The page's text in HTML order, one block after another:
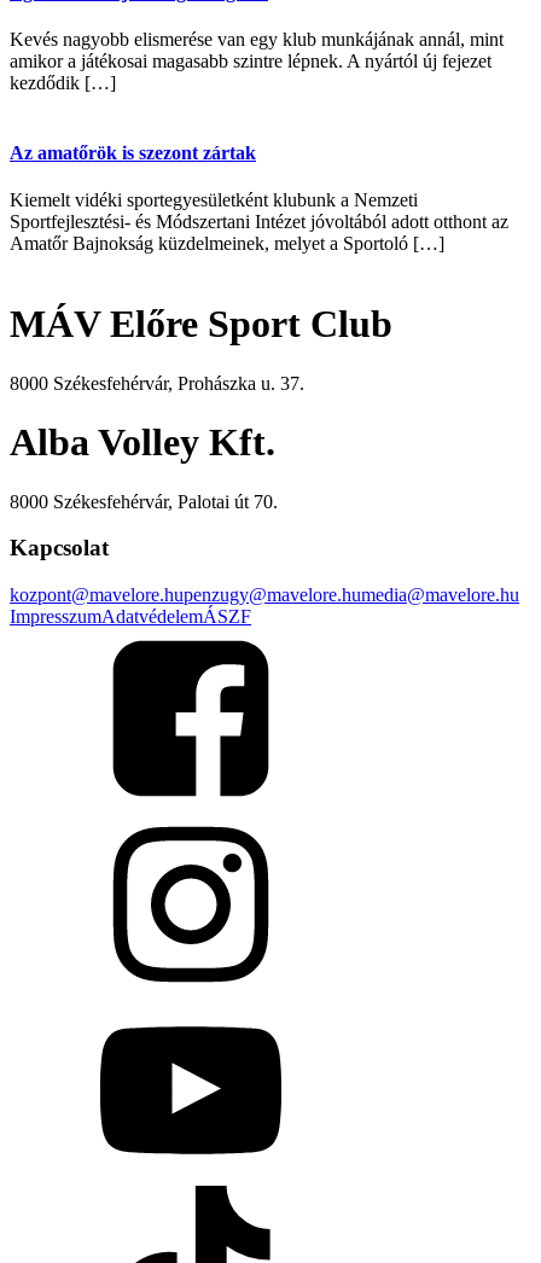
Kevés nagyobb elismerése van egy klub munkájának annál, mint
amikor a játékosai magasabb szintre lépnek. A nyártól új fejezet
kezdődik […]
Az amatőrök is szezont zártak
Kiemelt vidéki sportegyesületként klubunk a Nemzeti
Sportfejlesztési- és Módszertani Intézet jóvoltából adott otthont az
Amatőr Bajnokság küzdelmeinek, melyet a Sportoló […]
MÁV Előre Sport Club
8000 Székesfehérvár, Prohászka u. 37.
Alba Volley Kft.
8000 Székesfehérvár, Palotai út 70.
Kapcsolat
kozpont@mavelore.hupenzugy@mavelore.humedia@mavelore.hu
ImpresszumAdatvédelemÁSZF